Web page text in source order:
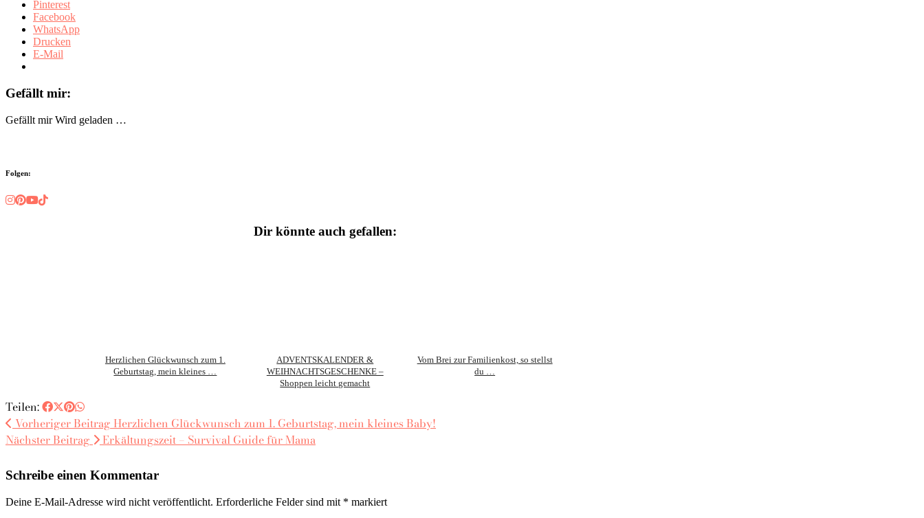
Pinterest
Facebook
WhatsApp
Drucken
E-Mail
Gefällt mir:
Gefällt mir Wird geladen …
Folgen:
Dir könnte auch gefallen:
Herzlichen Glückwunsch zum 1.
Geburtstag, mein kleines …
ADVENTSKALENDER &
WEIHNACHTSGESCHENKE –
Shoppen leicht gemacht
Vom Brei zur Familienkost, so stellst
du …
Teilen:
Vorheriger Beitrag Herzlichen Glückwunsch zum 1. Geburtstag, mein kleines Baby!
Nächster Beitrag
Erkältungszeit – Survival Guide für Mama
Schreibe einen Kommentar
Deine E-Mail-Adresse wird nicht veröffentlicht. Erforderliche Felder sind mit * markiert